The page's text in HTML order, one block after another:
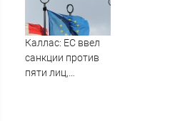
погибшим на СВО
почти год назад
Каллас: ЕС ввел
санкции против
пяти лиц,